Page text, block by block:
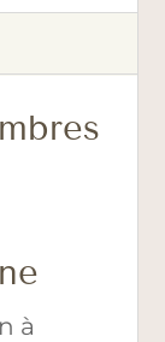
à